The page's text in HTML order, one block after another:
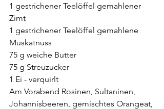
1 gestrichener Teelöffel gemahlener
Zimt
1 gestrichener Teelöffel gemahlene
Muskatnuss
75 g weiche Butter
75 g Streuzucker
1 Ei - verquirlt
Am Vorabend Rosinen, Sultaninen,
Johannisbeeren, gemischtes Orangeat,